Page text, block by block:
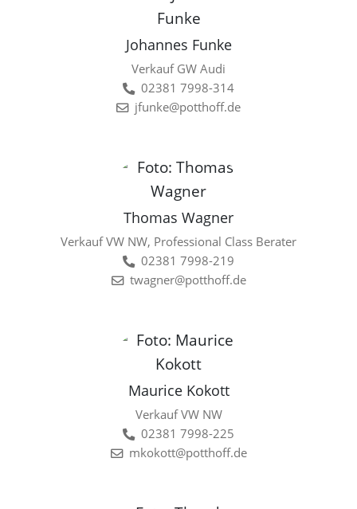
Johannes Funke
Verkauf GW Audi
02381 7998-314
jfunke@potthoff.de
Thomas Wagner
Verkauf VW NW, Professional Class Berater
02381 7998-219
twagner@potthoff.de
Maurice Kokott
Verkauf VW NW
02381 7998-225
mkokott@potthoff.de